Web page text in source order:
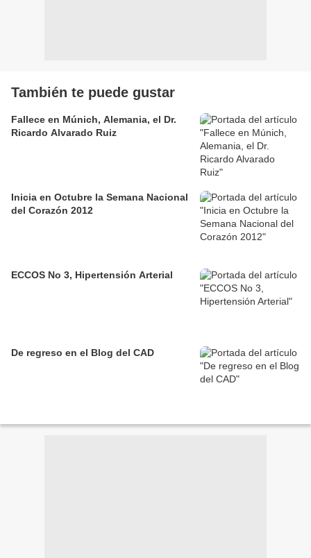
También te puede gustar
Fallece en Múnich, Alemania, el Dr.
Ricardo Alvarado Ruiz
Inicia en Octubre la Semana Nacional
del Corazón 2012
ECCOS No 3, Hipertensión Arterial
De regreso en el Blog del CAD